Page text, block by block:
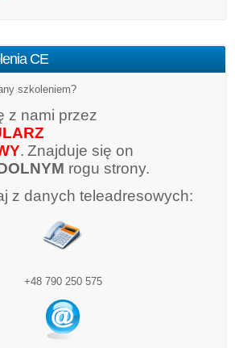
CE
szkoleniem?
z nami przez
. Znajduje się on
rogu strony.
z danych teleadresowych:
+48 790 250 575